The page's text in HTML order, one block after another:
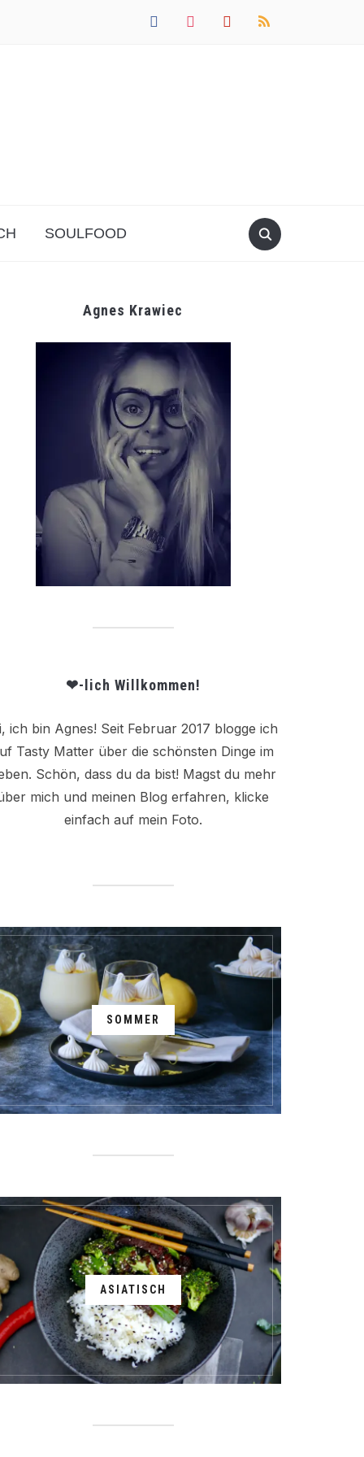
facebookinstagrampinterestrss
SOULFOOD
Agnes Krawiec
❤-lich Willkommen!
ich bin Agnes! Seit Februar 2017 blogge ich
Tasty Matter über die schönsten Dinge im
Schön, dass du da bist! Magst du mehr
mich und meinen Blog erfahren, klicke
einfach auf mein Foto.
SOMMER
ASIATISCH